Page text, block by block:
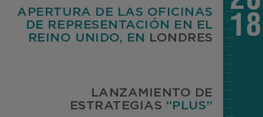
APERTURA DE LAS OFICINAS
DE REPRESENTACIÓN EN EL
REINO UNIDO, EN LONDRES
LANZAMIENTO DE
ESTRATEGIAS “PLUS”